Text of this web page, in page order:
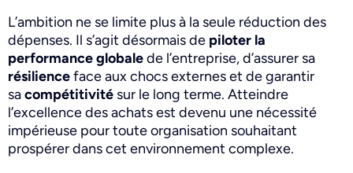
L’ambition ne se limite plus à la seule réduction des
dépenses. Il s’agit désormais de piloter la
performance globalede l’entreprise, d’assurer sa
résilienceface aux chocs externes et de garantir
sacompétitivité sur le long terme. Atteindre
l’excellence des achats est devenu une nécessité
impérieuse pour toute organisation souhaitant
prospérer dans cet environnement complexe.